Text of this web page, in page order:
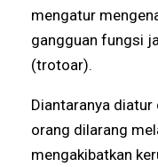
mengatur
gangguan fungsi
(trotoar).
Diantaranya
orang dilarang
mengakibatkan